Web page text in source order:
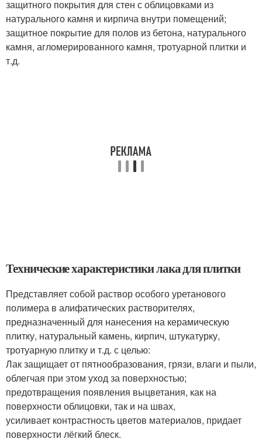
защитного покрытия для стен с облицовками из
натурального камня и кирпича внутри помещений;
защитное покрытие для полов из бетона, натурального
камня, агломерированного камня, тротуарной плитки и
т.д.
Технические характеристики лака для плитки
Представляет собой раствор особого уретанового
полимера в алифатических растворителях,
предназначенный для нанесения на керамическую
плитку, натуральный камень, кирпич, штукатурку,
тротуарную плитку и т.д. с целью:
Лак защищает от пятнообразования, грязи, влаги и пыли,
облегчая при этом уход за поверхностью;
предотвращения появления выцветания, как на
поверхности облицовки, так и на швах,
усиливает контрастность цветов материалов, придает
поверхности лёгкий блеск.